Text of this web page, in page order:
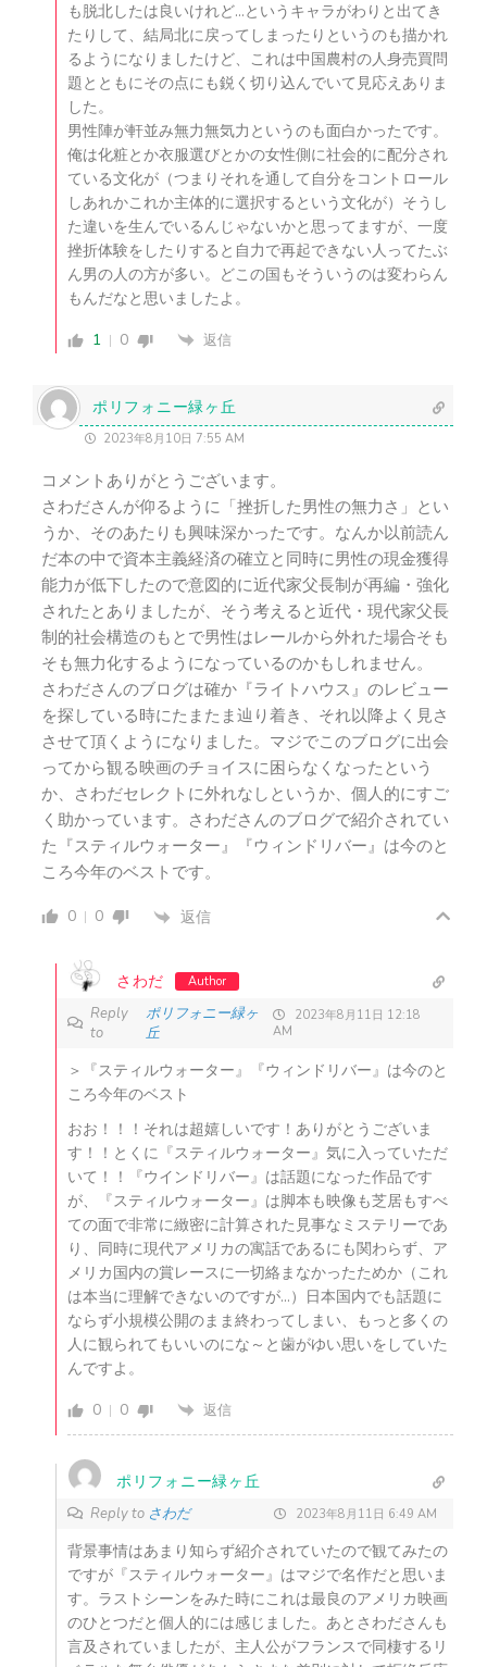
も脱北したは良いけれど…というキャラがわりと出てき
たりして、結局北に戻ってしまったりというのも描かれ
るようになりましたけど、これは中国農村の人身売買問
題とともにその点にも鋭く切り込んでいて見応えありま
した。
男性陣が軒並み無力無気力というのも面白かったです。
俺は化粧とか衣服選びとかの女性側に社会的に配分され
ている文化が（つまりそれを通して自分をコントロール
しあれかこれか主体的に選択するという文化が）そうし
た違いを生んでいるんじゃないかと思ってますが、一度
挫折体験をしたりすると自力で再起できない人ってたぶ
ん男の人の方が多い。どこの国もそういうのは変わらん
もんだなと思いましたよ。
1
0 返信
ポリフォニー緑ヶ丘
2023年8月10日 7:55 AM
コメントありがとうございます。
さわださんが仰るように「挫折した男性の無力さ」とい
うか、そのあたりも興味深かったです。なんか以前読ん
だ本の中で資本主義経済の確立と同時に男性の現金獲得
能力が低下したので意図的に近代家父長制が再編・強化
されたとありましたが、そう考えると近代・現代家父長
制的社会構造のもとで男性はレールから外れた場合そも
そも無力化するようになっているのかもしれません。
さわださんのブログは確か『ライトハウス』のレビュー
を探している時にたまたま辿り着き、それ以降よく見さ
させて頂くようになりました。マジでこのブログに出会
ってから観る映画のチョイスに困らなくなったという
か、さわだセレクトに外れなしというか、個人的にすご
く助かっています。さわださんのブログで紹介されてい
た『スティルウォーター』『ウィンドリバー』は今のと
ころ今年のベストです。
0 0 返信
さわだ Author
Reply
to
ポリフォニー緑ヶ
丘
2023年8月11日 12:18
AM
＞『スティルウォーター』『ウィンドリバー』は今のと
ころ今年のベスト
おお！！！それは超嬉しいです！ありがとうございま
す！！とくに『スティルウォーター』気に入っていただ
いて！！『ウインドリバー』は話題になった作品です
が、『スティルウォーター』は脚本も映像も芝居もすべ
ての面で非常に緻密に計算された見事なミステリーであ
り、同時に現代アメリカの寓話であるにも関わらず、ア
メリカ国内の賞レースに一切絡まなかったためか（これ
は本当に理解できないのですが…）日本国内でも話題に
ならず小規模公開のまま終わってしまい、もっと多くの
人に観られてもいいのにな～と歯がゆい思いをしていた
んですよ。
0
0 返信
ポリフォニー緑ヶ丘
Reply to さわだ 2023年8月11日 6:49 AM
背景事情はあまり知らず紹介されていたので観てみたの
ですが『スティルウォーター』はマジで名作だと思いま
す。ラストシーンをみた時にこれは最良のアメリカ映画
のひとつだと個人的には感じました。あとさわださんも
言及されていましたが、主人公がフランスで同棲するリ